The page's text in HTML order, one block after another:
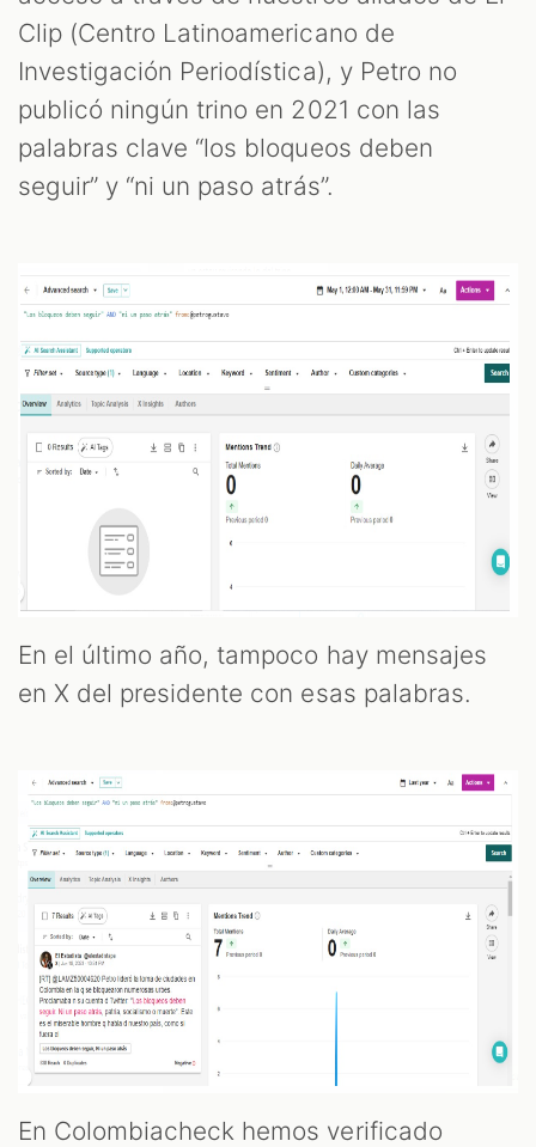
Clip (Centro Latinoamericano de
Investigación Periodística), y Petro no
publicó ningún trino en 2021 con las
palabras clave “los bloqueos deben
seguir” y “ni un paso atrás”.
En el último año, tampoco hay mensajes
en X del presidente con esas palabras.
En Colombiacheck hemos verificado